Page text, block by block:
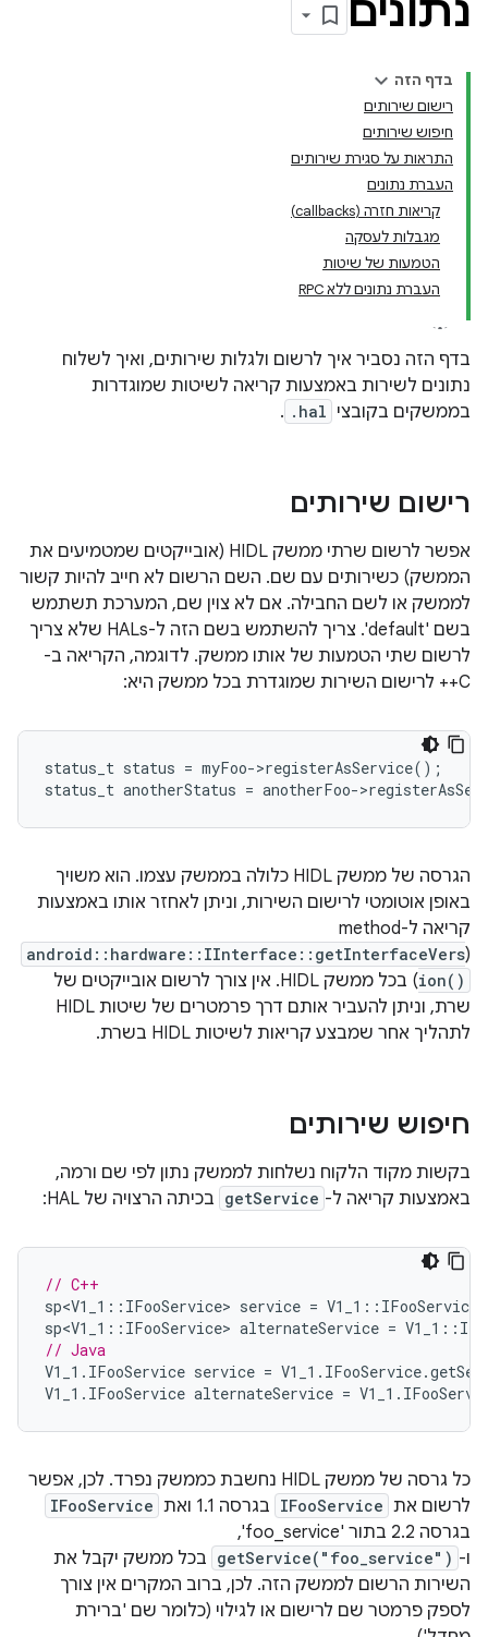
נתונים
בדף הזה
רישום שירותים
חיפוש שירותים
התראות על סגירת שירותים
העברת נתונים
קריאות חזרה (callbacks)
מגבלות לעסקה
הטמעות של שיטות
העברת נתונים ללא RPC
בדף הזה נסביר איך לרשום ולגלות שירותים, ואיך לשלוח
נתונים לשירות באמצעות קריאה לשיטות שמוגדרות
בממשקים בקובצי .hal
.
רישום שירותים
אפשר לרשום שרתי ממשק HIDL (אובייקטים שמטמיעים את
הממשק) כשירותים עם שם. השם הרשום לא חייב להיות קשור
לממשק או לשם החבילה. אם לא צוין שם, המערכת תשתמש
בשם 'default'. צריך להשתמש בשם הזה ל-HALs שלא צריך
לרשום שתי הטמעות של אותו ממשק. לדוגמה, הקריאה ב-
C++ לרישום השירות שמוגדרת בכל ממשק היא:
status_t status = myFoo->registerAsService();
status_t anotherStatus = anotherFoo->
הגרסה של ממשק HIDL כלולה בממשק עצמו. הוא משויך
באופן אוטומטי לרישום השירות, וניתן לאחזר אותו באמצעות
קריאה ל-method
(
android::hardware::IInterface::getInterfaceVers
ion()
) בכל ממשק HIDL. אין צורך לרשום אובייקטים של
שרת, וניתן להעביר אותם דרך פרמטרים של שיטות HIDL
לתהליך אחר שמבצע קריאות לשיטות HIDL בשרת.
חיפוש שירותים
בקשות מקוד הלקוח נשלחות לממשק נתון לפי שם ורמה,
באמצעות קריאה ל- getService בכיתה הרצויה של HAL:
// C++
sp<V1_1 :: IFooService> service = V1_1 :: IFooService
sp<V1_1 :: IFooService> alternateService = V1_1 ::
// Java
V1_1 . IFooService service = V1_1 . IFooService.
V1_1 . IFooService alternateService = V1_1 .
כל גרסה של ממשק HIDL נחשבת כממשק נפרד. לכן, אפשר
לרשום את IFooService בגרסה 1.1 ואת IFooService
בגרסה 2.2 בתור 'foo_service',
ו- getService("foo_service") בכל ממשק יקבל את
השירות הרשום לממשק הזה. לכן, ברוב המקרים אין צורך
לספק פרמטר שם לרישום או לגילוי (כלומר שם 'ברירת